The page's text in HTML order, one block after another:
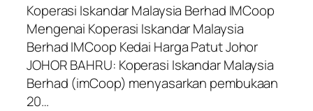
Koperasi Iskandar Malaysia Berhad IMCoop
Mengenai Koperasi Iskandar Malaysia
Berhad IMCoop Kedai Harga Patut Johor
JOHOR BAHRU: Koperasi Iskandar Malaysia
Berhad (imCoop) menyasarkan pembukaan
20…